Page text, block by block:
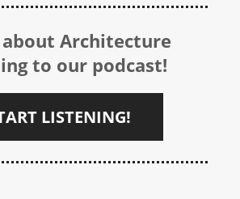
about Architecture
to our podcast!
LISTENING!